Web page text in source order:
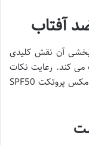
آفتاب
آن نقش کلیدی
کند. رعایت نکات
زیر برای بهره برداری حداکثری از کرم ضد آفتاب مکس پروتکت SPF50